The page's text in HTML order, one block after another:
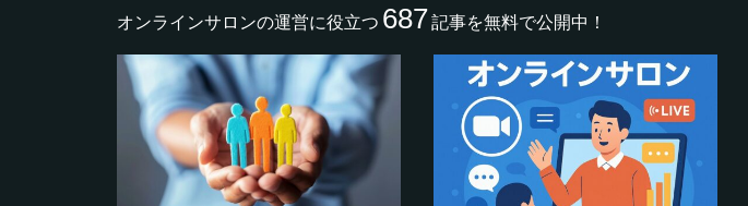
オンラインサロンの運営に役立つ 687記事を無料で公開中！